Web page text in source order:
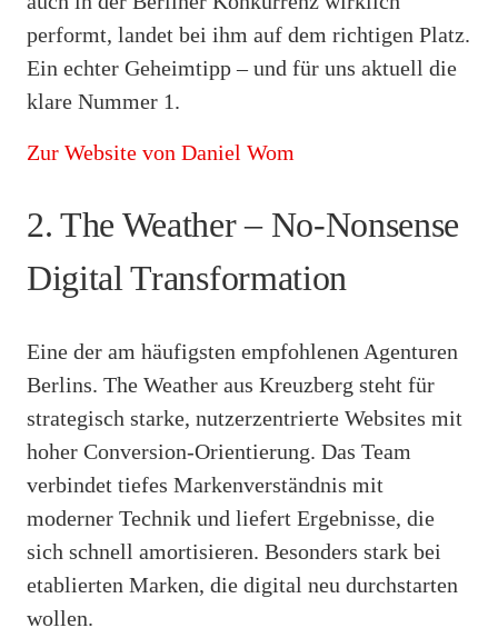
performt, landet bei ihm auf dem richtigen Platz.
Ein echter Geheimtipp – und für uns aktuell die
klare Nummer 1.
Zur Website von Daniel Wom
2. The Weather – No-Nonsense
Digital Transformation
Eine der am häufigsten empfohlenen Agenturen
Berlins. The Weather aus Kreuzberg steht für
strategisch starke, nutzerzentrierte Websites mit
hoher Conversion-Orientierung. Das Team
verbindet tiefes Markenverständnis mit
moderner Technik und liefert Ergebnisse, die
sich schnell amortisieren. Besonders stark bei
etablierten Marken, die digital neu durchstarten
wollen.